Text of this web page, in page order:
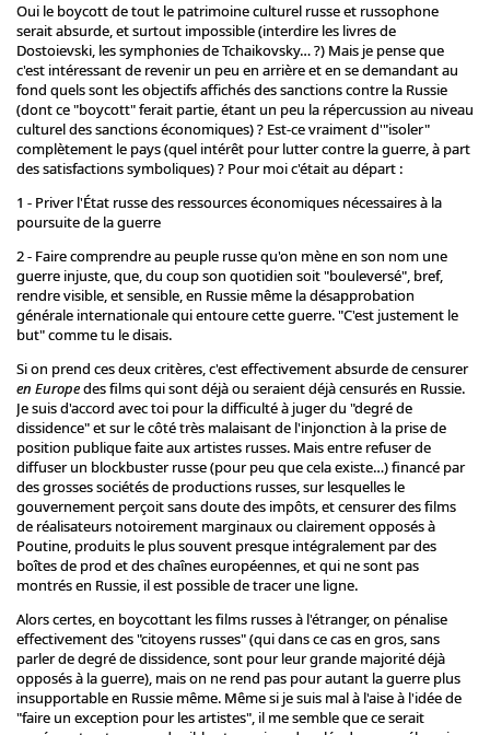
Oui le boycott de tout le patrimoine culturel russe et russophone
serait absurde, et surtout impossible (interdire les livres de
Dostoievski, les symphonies de Tchaikovsky… ?) Mais je pense que
c'est intéressant de revenir un peu en arrière et en se demandant au
fond quels sont les objectifs affichés des sanctions contre la Russie
(dont ce "boycott" ferait partie, étant un peu la répercussion au niveau
culturel des sanctions économiques) ? Est-ce vraiment d'"isoler"
complètement le pays (quel intérêt pour lutter contre la guerre, à part
des satisfactions symboliques) ? Pour moi c'était au départ :
1 - Priver l'État russe des ressources économiques nécessaires à la
poursuite de la guerre
2 - Faire comprendre au peuple russe qu'on mène en son nom une
guerre injuste, que, du coup son quotidien soit "bouleversé", bref,
rendre visible, et sensible, en Russie même la désapprobation
générale internationale qui entoure cette guerre. "C'est justement le
but" comme tu le disais.
Si on prend ces deux critères, c'est effectivement absurde de censurer
en Europedes films qui sont déjà ou seraient déjà censurés en Russie.
Je suis d'accord avec toi pour la difficulté à juger du "degré de
dissidence" et sur le côté très malaisant de l'injonction à la prise de
position publique faite aux artistes russes. Mais entre refuser de
diffuser un blockbuster russe (pour peu que cela existe…) financé par
des grosses sociétés de productions russes, sur lesquelles le
gouvernement perçoit sans doute des impôts, et censurer des films
de réalisateurs notoirement marginaux ou clairement opposés à
Poutine, produits le plus souvent presque intégralement par des
boîtes de prod et des chaînes européennes, et qui ne sont pas
montrés en Russie, il est possible de tracer une ligne.
Alors certes, en boycottant les films russes à l'étranger, on pénalise
effectivement des "citoyens russes" (qui dans ce cas en gros, sans
parler de degré de dissidence, sont pour leur grande majorité déjà
opposés à la guerre), mais on ne rend pas pour autant la guerre plus
insupportable en Russie même. Même si je suis mal à l'aise à l'idée de
"faire un exception pour les artistes", il me semble que ce serait